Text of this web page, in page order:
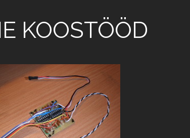
KOOSTÖÖD